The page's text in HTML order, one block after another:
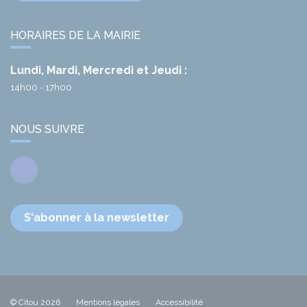
HORAIRES DE LA MAIRIE
Lundi, Mardi, Mercredi et Jeudi :
14h00 - 17h00
NOUS SUIVRE
Facebook
S'abonner à la newsletter
© Citou 2026 Mentions légales Accessibilité